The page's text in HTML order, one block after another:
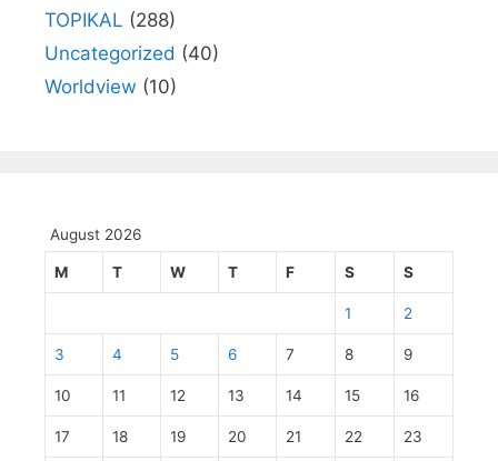
TOPIKAL (288)
Uncategorized (40)
Worldview (10)
August 2026
M T W T F S S
1 2
3 4 5 6 7 8 9
10 11 12 13 14 15 16
17 18 19 20 21 22 23